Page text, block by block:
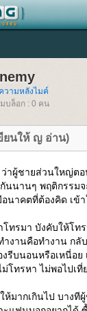
วามหลังไมค์
บล็อก : 0 คน
ยนให้ ญ อ่าน)
าผู้ชายส่วนใหญ่ต
นานๆ พฤติกรรมจ
นาคตที่ต้องคิด เข้า
โทรมา บังคับให้โท
ำงานคือทำงาน กลั
รีบนอนหรือเหนี่อย
ม่โทรหา ไม่พอไปเ
ห้มากเกินไป บางที